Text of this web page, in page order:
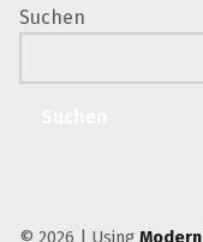
Suchen
© 2026 | Using Modern